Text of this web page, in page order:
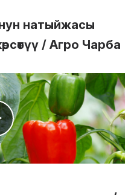
натыйжасы
/ Агро Чарба